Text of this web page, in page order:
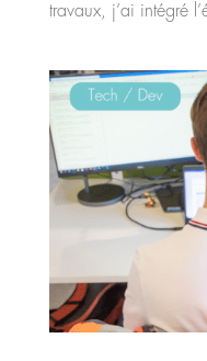
travaux, j’ai intégré